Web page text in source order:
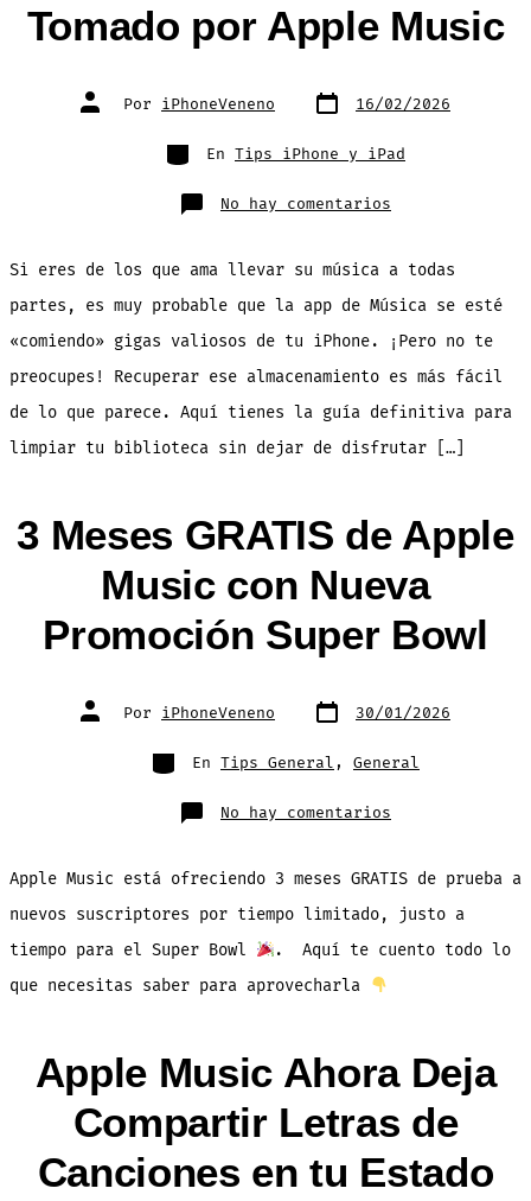
Tomado por Apple Music
Autor
de Por iPhoneVeneno Fecha
de 16/02/2026
Categorías
En Tips iPhone y iPad
No hay comentarios
7
Liberar
Espacio
tu
iPhone
Tomado
por
Music
Si eres de los que ama llevar su música a todas
partes, es muy probable que la app de Música se esté
«comiendo» gigas valiosos de tu iPhone. ¡Pero no te
preocupes! Recuperar ese almacenamiento es más fácil
de lo que parece. Aquí tienes la guía definitiva para
limpiar tu biblioteca sin dejar de disfrutar […]
3 Meses GRATIS de Apple
Music con Nueva
Promoción Super Bowl
Autor
de Por iPhoneVeneno Fecha
de 30/01/2026
Categorías
En Tips General , General
No hay comentarios
3
de
Apple
con
Nueva
Promoción
Super
Apple Music está ofreciendo 3 meses GRATIS de prueba a
nuevos suscriptores por tiempo limitado, justo a
tiempo para el Super Bowl
. Aquí te cuento todo lo
que necesitas saber para aprovecharla
Apple Music Ahora Deja
Compartir Letras de
Canciones en tu Estado